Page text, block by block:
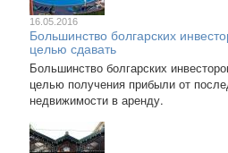
16.05.2016
Большинство болгарских
целью сдавать
Большинство болгарских
целью получения прибыли от
недвижимости в аренду.